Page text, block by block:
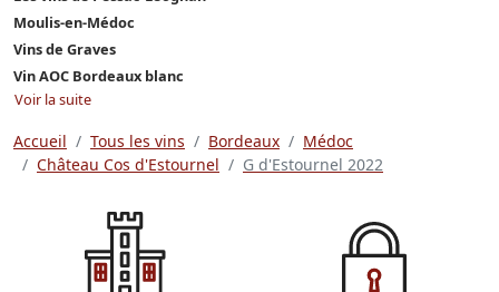
Moulis-en-Médoc
Vins de Graves
Vin AOC Bordeaux blanc
Voir la suite
Accueil Tous les vins Bordeaux
Médoc
Château Cos d'Estournel
G d'Estournel 2022